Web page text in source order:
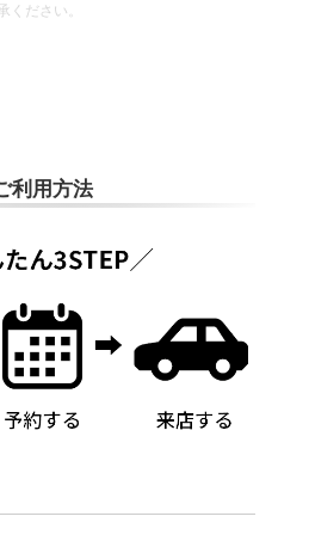
ください。
利用方法